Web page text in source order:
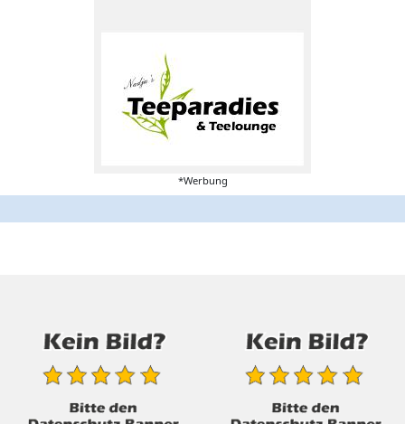
*Werbung